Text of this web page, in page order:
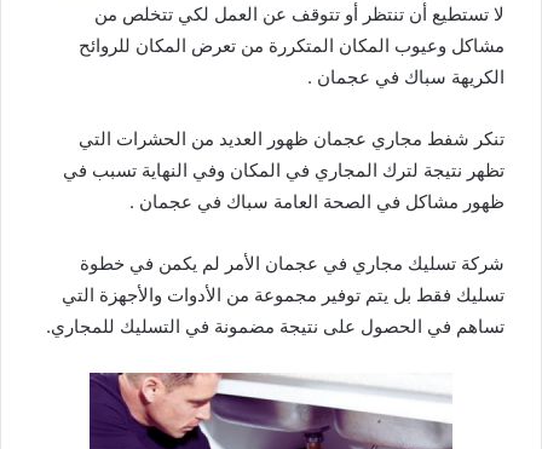
لا تستطيع أن تنتظر أو تتوقف عن العمل لكي تتخلص من
مشاكل وعيوب المكان المتكررة من تعرض المكان للروائح
الكريهة سباك في عجمان .
تنكر شفط مجاري عجمان ظهور العديد من الحشرات التي
تظهر نتيجة لترك المجاري في المكان وفي النهاية تسبب في
ظهور مشاكل في الصحة العامة سباك في عجمان .
شركة تسليك مجاري في عجمان الأمر لم يكمن في خطوة
تسليك فقط بل يتم توفير مجموعة من الأدوات والأجهزة التي
تساهم في الحصول على نتيجة مضمونة في التسليك للمجاري.